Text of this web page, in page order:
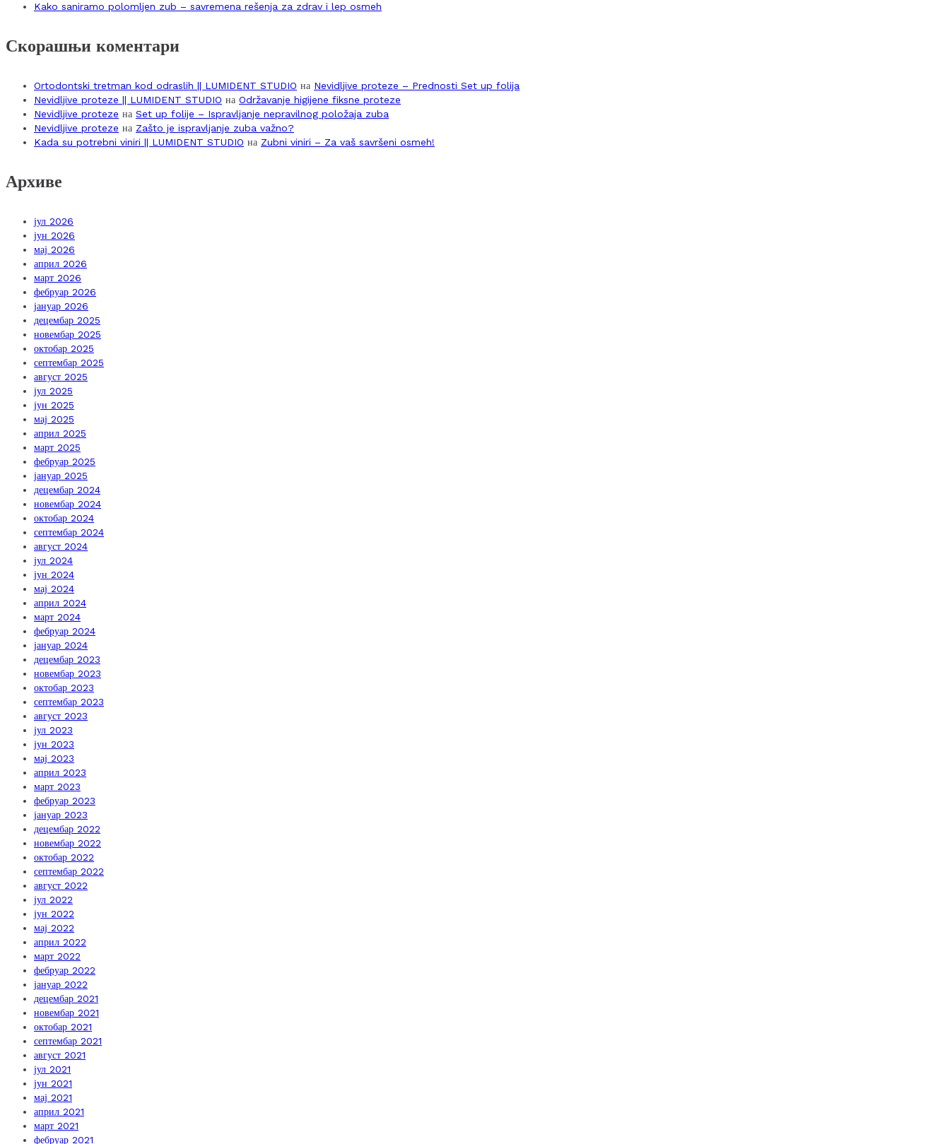
Kako saniramo polomljen zub – savremena rešenja za zdrav i lep osmeh
Скорашњи коментари
Ortodontski tretman kod odraslih || LUMIDENT STUDIO на Nevidljive proteze – Prednosti Set up folija
Nevidljive proteze || LUMIDENT STUDIO на Održavanje higijene fiksne proteze
Nevidljive proteze на Set up folije – Ispravljanje nepravilnog položaja zuba
Nevidljive proteze на Zašto je ispravljanje zuba važno?
Kada su potrebni viniri || LUMIDENT STUDIO на Zubni viniri – Za vaš savršeni osmeh!
Архиве
јул 2026
јун 2026
мај 2026
април 2026
март 2026
фебруар 2026
јануар 2026
децембар 2025
новембар 2025
октобар 2025
септембар 2025
август 2025
јул 2025
јун 2025
мај 2025
април 2025
март 2025
фебруар 2025
јануар 2025
децембар 2024
новембар 2024
октобар 2024
септембар 2024
август 2024
јул 2024
јун 2024
мај 2024
април 2024
март 2024
фебруар 2024
јануар 2024
децембар 2023
новембар 2023
октобар 2023
септембар 2023
август 2023
јул 2023
јун 2023
мај 2023
април 2023
март 2023
фебруар 2023
јануар 2023
децембар 2022
новембар 2022
октобар 2022
септембар 2022
август 2022
јул 2022
јун 2022
мај 2022
април 2022
март 2022
фебруар 2022
јануар 2022
децембар 2021
новембар 2021
октобар 2021
септембар 2021
август 2021
јул 2021
јун 2021
мај 2021
април 2021
март 2021
фебруар 2021